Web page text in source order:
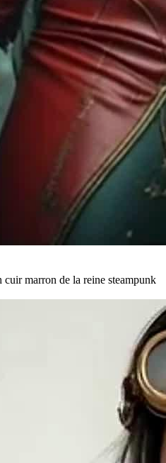
cuir marron de la reine steampunk